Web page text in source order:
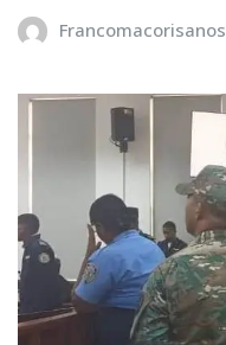
Francomacorisanos